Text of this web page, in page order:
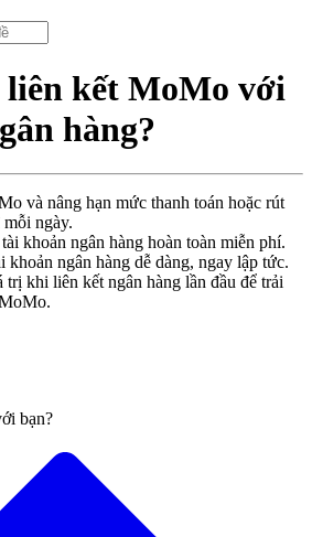
liên kết MoMo với
hàng?
và nâng hạn mức thanh toán hoặc rút
ngày.
khoản ngân hàng hoàn toàn miễn phí.
ngân hàng dễ dàng, ngay lập tức.
trị khi liên kết ngân hàng lần đầu để trải
bạn?